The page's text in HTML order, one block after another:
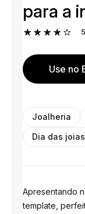
para a
5
Use no
Joalheria
Dia das joias
Apresentando
template,